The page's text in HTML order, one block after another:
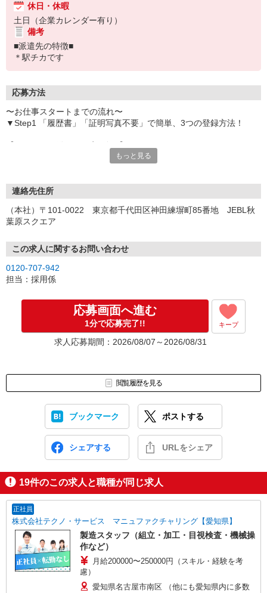
休日・休暇
土日（企業カレンダー有り）
備考
■派遣先の特徴■
＊駅チカです
応募方法
〜お仕事スタートまでの流れ〜
▼Step1 「履歴書」「証明写真不要」で簡単、3つの登録方法！
いつでも好きな時間に登録OK
受付時間/平日9:00〜19:00
【来場登録（目安1時間30分）】
▼Step2 全国にあるお仕事の中から、あなたにピッタリのお仕事を
ご案内
▼Step3 就業前に職場見学で気になる事はしっかりチェック！
応募⇒最短で2日後からの勤務も可能です！
もっと見る
連絡先住所
（本社）〒101-0022 東京都千代田区神田練塀町85番地 JEBL秋
葉原スクエア
この求人に関するお問い合わせ
0120-707-942
担当：採用係
応募画面へ進む
1分で応募完了!! キープ
求人応募期間：2026/08/07～2026/08/31
閲覧履歴を見る
ブックマーク ポストする
シェアする URLをシェア
19件のこの求人と職種が同じ求人
正社員
株式会社テクノ・サービス マニュファクチャリング【愛知県】
製造スタッフ（組立・加工・目視検査・機械操
作など）
月給200000〜250000円（スキル・経験を考
慮）
愛知県名古屋市南区 （他にも愛知県内に多数